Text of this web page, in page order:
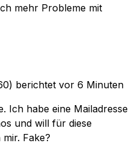
mehr Probleme mit
berichtet vor 6 Minuten
Ich habe eine Mailadresse
und will für diese
Fake?